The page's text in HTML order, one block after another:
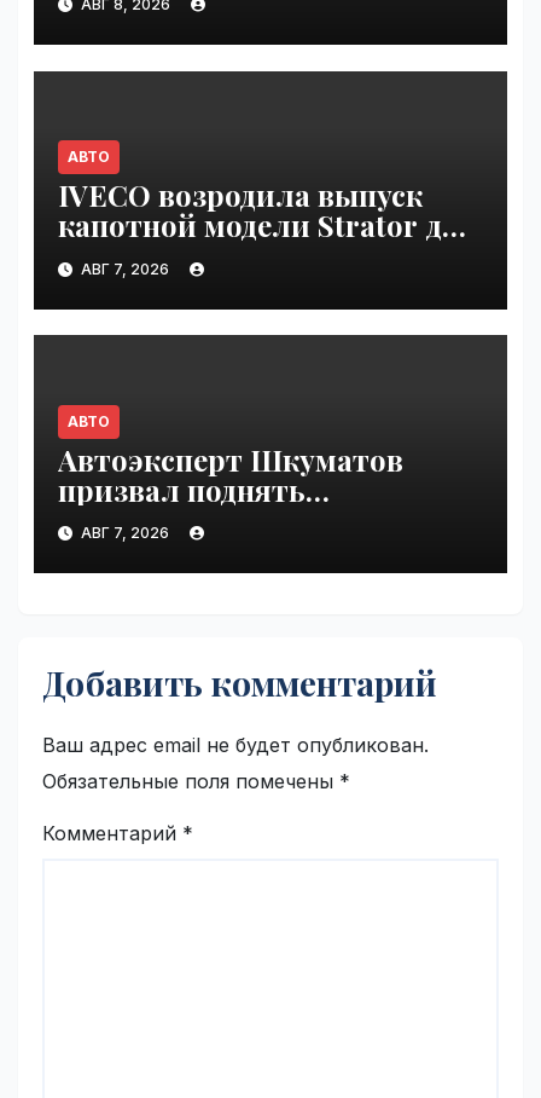
VseTime.ru
АВГ 8, 2026
АВТО
IVECO возродила выпуск
капотной модели Strator для
Европы | VseTime.ru
АВГ 7, 2026
АВТО
Автоэксперт Шкуматов
призвал поднять
разрешённую скорость на
дорогах России | VseTime.ru
АВГ 7, 2026
Добавить комментарий
Ваш адрес email не будет опубликован.
Обязательные поля помечены *
Комментарий *